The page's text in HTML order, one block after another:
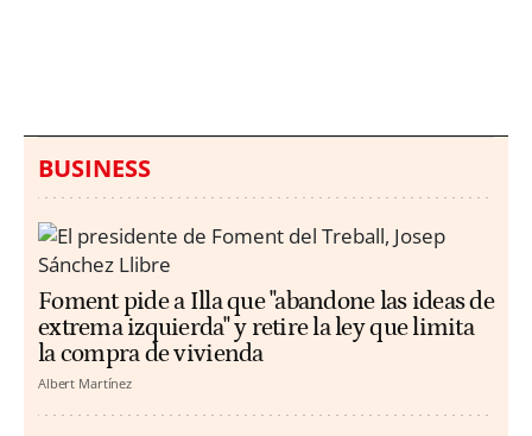
BUSINESS
Foment pide a Illa que "abandone las ideas de
extrema izquierda" y retire la ley que limita
la compra de vivienda
Albert Martínez